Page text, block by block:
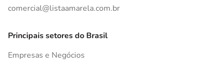
comercial@listaamarela.com.br
Principais setores do Brasil
Empresas e Negócios